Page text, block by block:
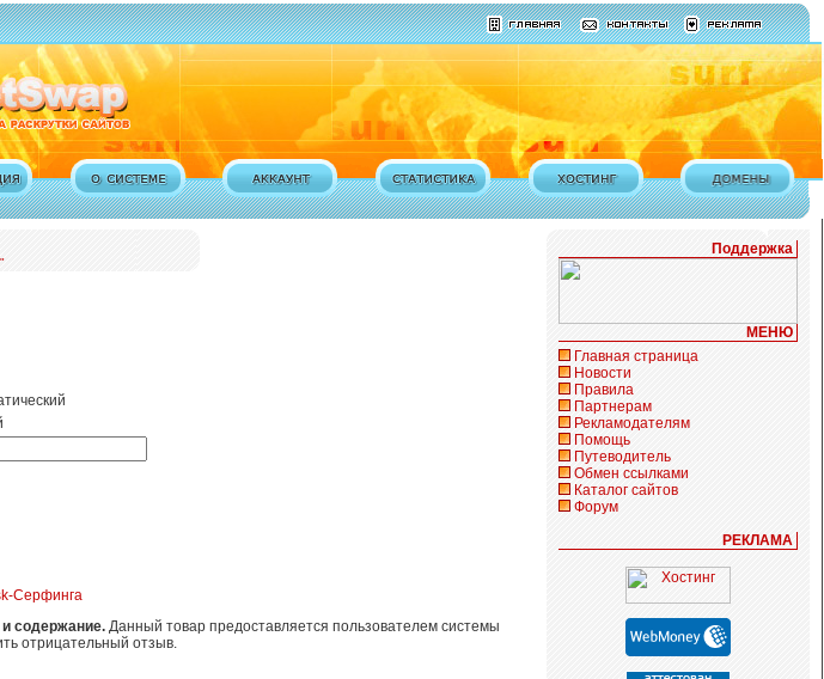
Серфинга
и содержание. Данный товар предоставляется пользователем системы
отрицательный отзыв.
Поддержка
МЕНЮ
Главная страница
Новости
Правила
Партнерам
Рекламодателям
Помощь
Путеводитель
Обмен ссылками
Каталог сайтов
Форум
РЕКЛАМА